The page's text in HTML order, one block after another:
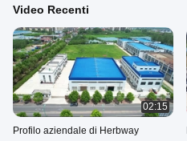
Video Recenti
02:15
Profilo aziendale di Herbway